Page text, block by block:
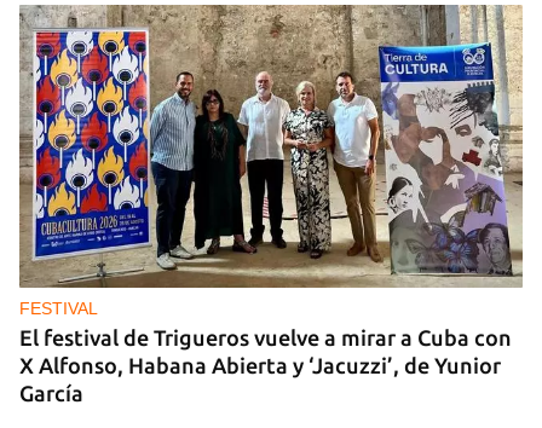
FESTIVAL
El festival de Trigueros vuelve a mirar a Cuba con
X Alfonso, Habana Abierta y ‘Jacuzzi’, de Yunior
García